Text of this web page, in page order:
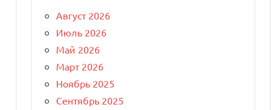
Август 2026
Июль 2026
Май 2026
Март 2026
Ноябрь 2025
Сентябрь 2025